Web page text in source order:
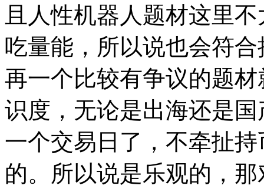
且人性机器人题材这里
吃量能，所以说也会符
再一个比较有争议的题
识度，无论是出海还是
一个交易日了，不牵扯
的。所以说是乐观的，